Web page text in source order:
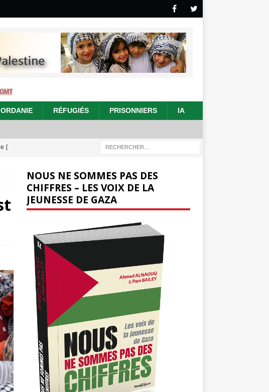
RÉFUGIÉS PRISONNIERS IA
[
NOUS NE SOMMES PAS DES
CHIFFRES – LES VOIX DE LA
JEUNESSE DE GAZA